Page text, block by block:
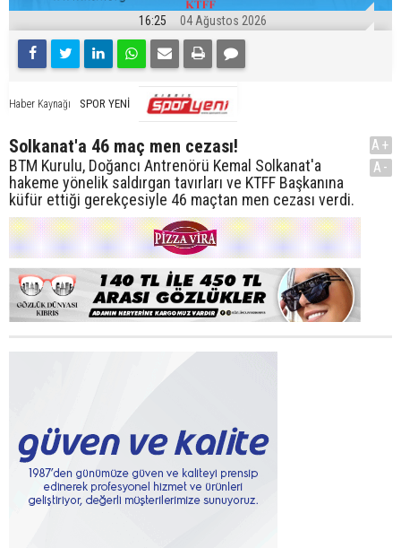
16:25 04 Ağustos 2026
Haber Kaynağı SPOR YENİ
Solkanat'a 46 maç men cezası!
BTM Kurulu, Doğancı Antrenörü Kemal Solkanat'a
hakeme yönelik saldırgan tavırları ve KTFF Başkanına
küfür ettiği gerekçesiyle 46 maçtan men cezası verdi.
A+
A-